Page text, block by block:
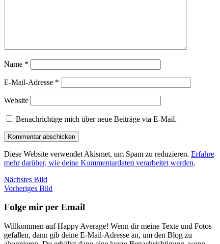
Name *
E-Mail-Adresse *
Website
Benachrichtige mich über neue Beiträge via E-Mail.
Diese Website verwendet Akismet, um Spam zu reduzieren. Erfahre
mehr darüber, wie deine Kommentardaten verarbeitet werden.
Nächstes Bild
Vorheriges Bild
Folge mir per Email
Willkommen auf Happy Average! Wenn dir meine Texte und Fotos
gefallen, dann gib deine E-Mail-Adresse an, um den Blog zu